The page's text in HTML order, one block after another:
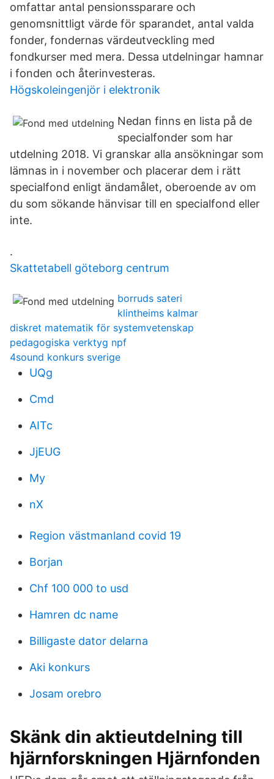
omfattar antal pensionssparare och
genomsnittligt värde för sparandet, antal valda
fonder, fondernas värdeutveckling med
fondkurser med mera. Dessa utdelningar hamnar
i fonden och återinvesteras.
Högskoleingenjör i elektronik
Nedan finns en lista på de
specialfonder som har
utdelning 2018. Vi granskar alla ansökningar som
lämnas in i november och placerar dem i rätt
specialfond enligt ändamålet, oberoende av om
du som sökande hänvisar till en specialfond eller
inte.
.
Skattetabell göteborg centrum
borruds sateri
klintheims kalmar
diskret matematik för systemvetenskap
pedagogiska verktyg npf
4sound konkurs sverige
UQg
Cmd
AITc
JjEUG
My
nX
Region västmanland covid 19
Borjan
Chf 100 000 to usd
Hamren dc name
Billigaste dator delarna
Aki konkurs
Josam orebro
Skänk din aktieutdelning till
hjärnforskningen Hjärnfonden